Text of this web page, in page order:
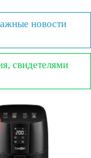
новости
свидетелями